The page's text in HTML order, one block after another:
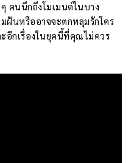
คนนึกถึงโมเมนต์ในบาง
ฝันหรืออาจจะตกหลุมรักใคร
อีกเรื่องในยุคนี้ที่คุณไม่ควร